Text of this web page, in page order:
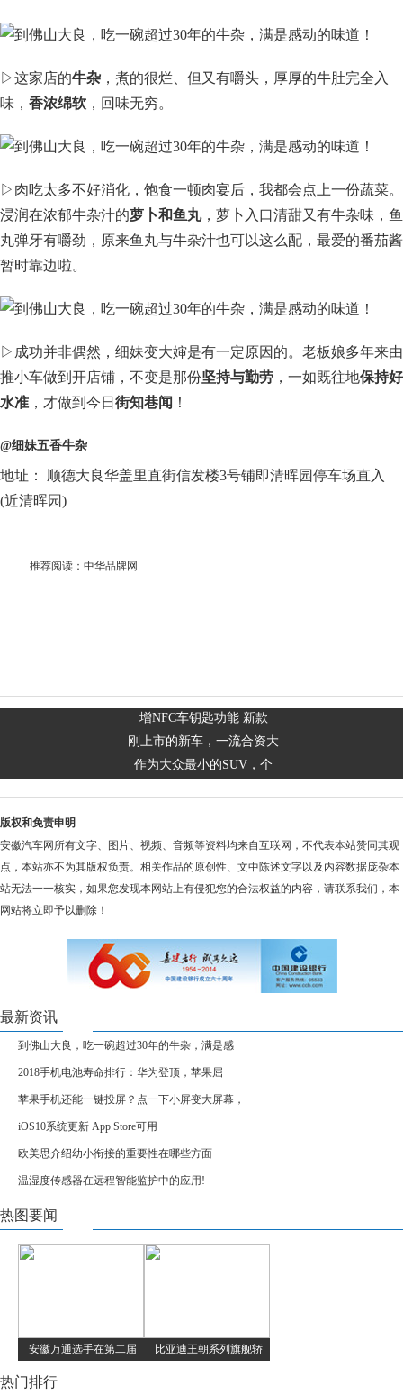
▷这家店的牛杂 ，煮的很烂、但又有嚼头，厚厚的牛肚完全入
味， 香浓绵软 ，回味无穷。
▷肉吃太多不好消化，饱食一顿肉宴后，我都会点上一份蔬菜。
浸润在浓郁牛杂汁的萝卜和鱼丸，萝卜入口清甜又有牛杂味，鱼
丸弹牙有嚼劲，原来鱼丸与牛杂汁也可以这么配，最爱的番茄酱
暂时靠边啦。
▷成功并非偶然，细妹变大婶是有一定原因的。老板娘多年来由
推小车做到开店铺，不变是那份坚持与勤劳 ，一如既往地保持好
水准 ，才做到今日 街知巷闻 ！
@细妹五香牛杂
地址： 顺德大良华盖里直街信发楼3号铺即清晖园停车场直入
(近清晖园)
推荐阅读： 中华品牌网
增NFC车钥匙功能 新款
刚上市的新车，一流合资大
作为大众最小的SUV，个
版权和免责申明
安徽汽车网所有文字、图片、视频、音频等资料均来自互联网，不代表本站赞同其观
点，本站亦不为其版权负责。相关作品的原创性、文中陈述文字以及内容数据庞杂本
站无法一一核实，如果您发现本网站上有侵犯您的合法权益的内容，请联系我们，本
网站将立即予以删除！
最新资讯
到佛山大良，吃一碗超过30年的牛杂，满是感
2018手机电池寿命排行：华为登顶，苹果屈
苹果手机还能一键投屏？点一下小屏变大屏幕，
iOS10系统更新 App Store可用
欧美思介绍幼小衔接的重要性在哪些方面
温湿度传感器在远程智能监护中的应用!
热图要闻
安徽万通选手在第二届 比亚迪王朝系列旗舰轿
热门排行